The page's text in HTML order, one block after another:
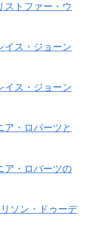
ストファー・ウ
イス・ジョーン
イス・ジョーン
ア・ロバーツと
ア・ロバーツの
ソン・ドゥーデ